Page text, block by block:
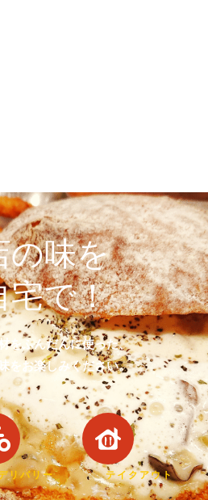
の味を
宅で！
をふんだんに使った、
をお楽しみください。
リバリー テイクアウト